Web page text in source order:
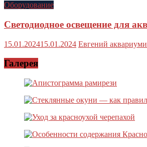
Оборудование
Светодиодное освещение для
15.01.202415.01.2024 Евгений
Галерея